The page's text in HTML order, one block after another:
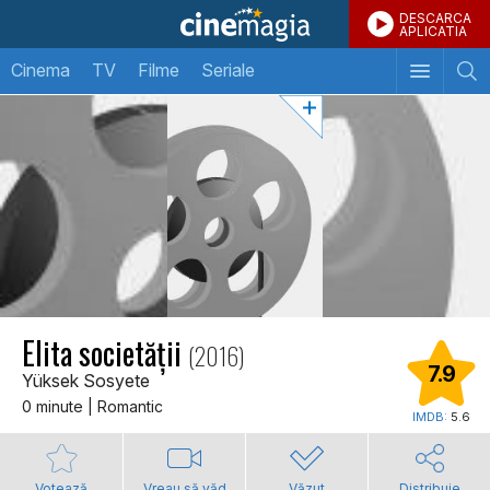
DESCARCA
APLICATIA
Cinema TV Filme Seriale
Elita societății (2016)
Yüksek Sosyete
0 minute | Romantic
7.9
IMDB: 5.6